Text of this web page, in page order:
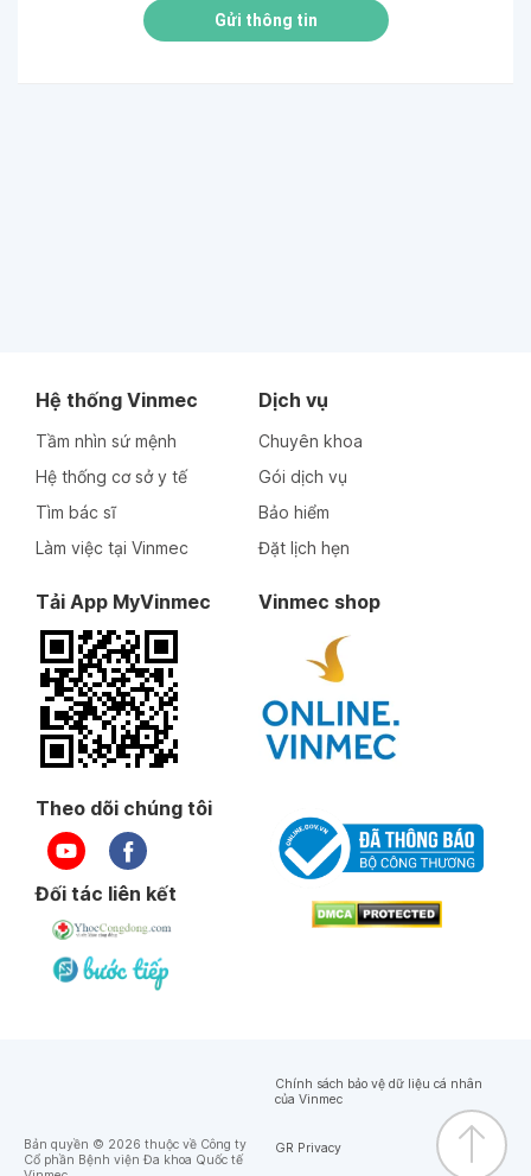
Gửi thông tin
Hệ thống Vinmec
Tầm nhìn sứ mệnh
Hệ thống cơ sở y tế
Tìm bác sĩ
Làm việc tại Vinmec
Dịch vụ
Chuyên khoa
Gói dịch vụ
Bảo hiểm
Đặt lịch hẹn
Tải App MyVinmec Vinmec shop
Theo dõi chúng tôi
Đối tác liên kết
Bản quyền © 2026 thuộc về Công ty
Cổ phần Bệnh viện Đa khoa Quốc tế
Chính sách bảo vệ dữ liệu cá nhân
của Vinmec
GR Privacy